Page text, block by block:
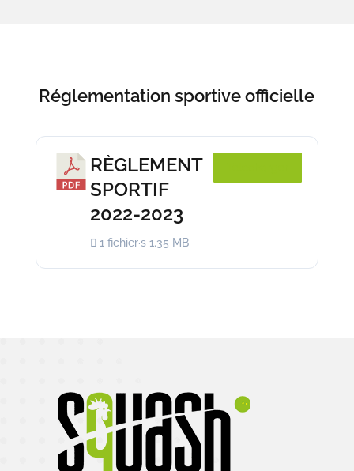
Réglementation sportive officielle
RÈGLEMENT
SPORTIF
2022-2023
1 fichier·s 1.35 MB